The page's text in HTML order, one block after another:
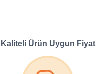
Kaliteli Ürün Uygun Fiyat